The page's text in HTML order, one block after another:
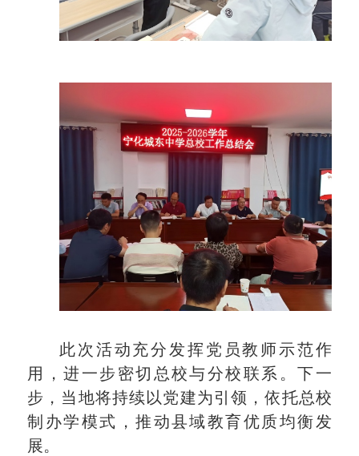
此次活动充分发挥党员教师示范作
用，进一步密切总校与分校联系。下一
步，当地将持续以党建为引领，依托总校
制办学模式，推动县域教育优质均衡发
展。